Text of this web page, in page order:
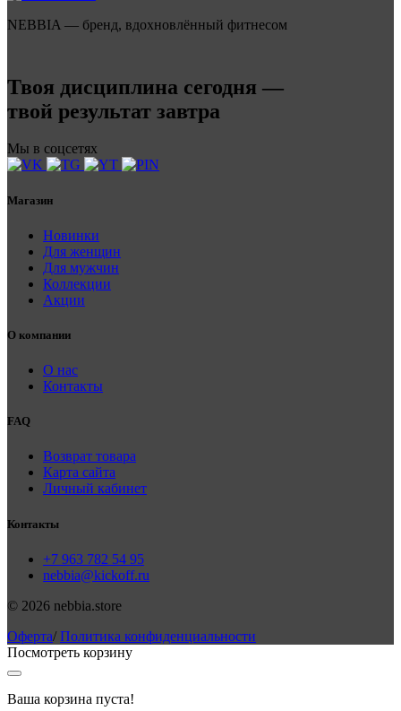
NEBBIA — бренд, вдохновлённый фитнесом
Твоя дисциплина сегодня —
твой результат завтра
Мы в соцсетях
Магазин
Новинки
Для женщин
Для мужчин
Коллекции
Акции
О компании
О нас
Контакты
FAQ
Возврат товара
Карта сайта
Личный кабинет
Контакты
+7 963 782 54 95
nebbia@kickoff.ru
© 2026 nebbia.store
Оферта/ Политика конфиденциальности
Посмотреть корзину
Ваша корзина пуста!